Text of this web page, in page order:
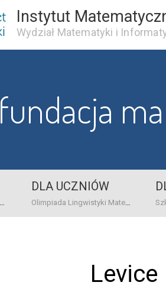
Instytut
Wydział Matematyki i
fundacja
dane bankowo-adresowe kontakt
DLA UCZNIÓW
Olimpiada Lingwistyki Matematycznej
Levice